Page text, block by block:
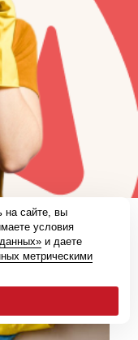
дому
на сайте, вы
условия
и даете
метрическими